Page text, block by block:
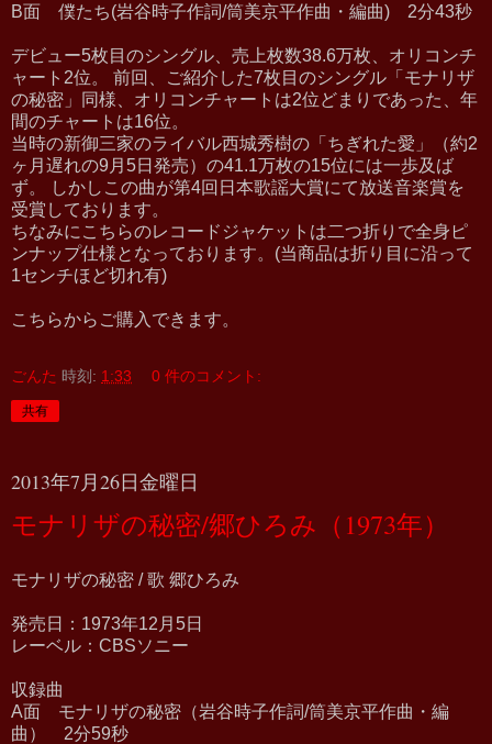
B面 僕たち(岩谷時子作詞/筒美京平作曲・編曲) 2分43秒
デビュー5枚目のシングル、売上枚数38.6万枚、オリコンチ
ャート2位。 前回、ご紹介した7枚目のシングル「モナリザ
の秘密」同様、オリコンチャートは2位どまりであった、年
間のチャートは16位。
当時の新御三家のライバル西城秀樹の「ちぎれた愛」（約2
ヶ月遅れの9月5日発売）の41.1万枚の15位には一歩及ば
ず。 しかしこの曲が第4回日本歌謡大賞にて放送音楽賞を
受賞しております。
ちなみにこちらのレコードジャケットは二つ折りで全身ピ
ンナップ仕様となっております。(当商品は折り目に沿って
1センチほど切れ有)
こちらからご購入できます。
ごんた 時刻: 1:33 0 件のコメント:
共有
2013年7月26日金曜日
モナリザの秘密/郷ひろみ（1973年）
モナリザの秘密 / 歌 郷ひろみ
発売日：1973年12月5日
レーベル：CBSソニー
収録曲
A面 モナリザの秘密（岩谷時子作詞/筒美京平作曲・編
曲） 2分59秒